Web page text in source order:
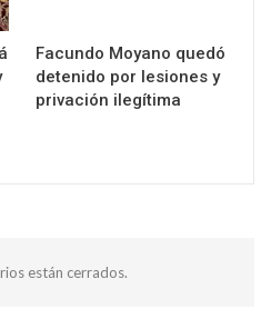
Facundo Moyano quedó
detenido por lesiones y
privación ilegítima
están cerrados.